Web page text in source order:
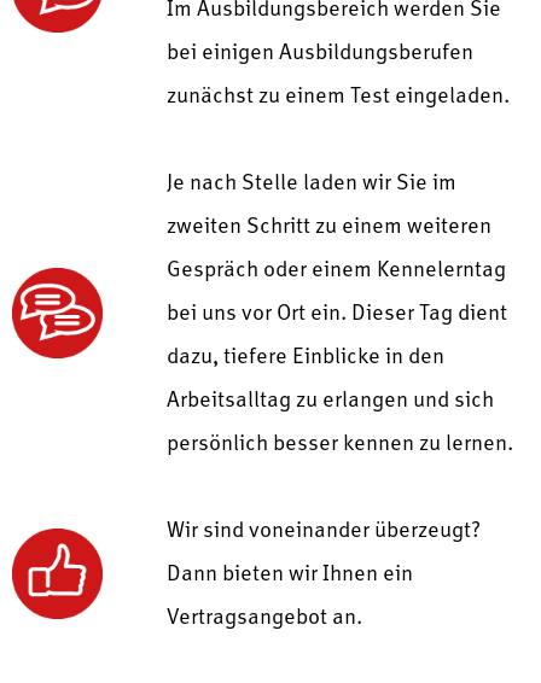
Im Ausbildungsbereich werden Sie
bei einigen Ausbildungsberufen
zunächst zu einem Test eingeladen.
Je nach Stelle laden wir Sie im
zweiten Schritt zu einem weiteren
Gespräch oder einem Kennelerntag
bei uns vor Ort ein. Dieser Tag dient
dazu, tiefere Einblicke in den
Arbeitsalltag zu erlangen und sich
persönlich besser kennen zu lernen.
Wir sind voneinander überzeugt?
Dann bieten wir Ihnen ein
Vertragsangebot an.